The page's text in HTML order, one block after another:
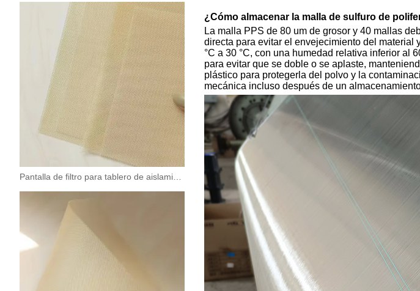
¿Cómo almacenar la malla de sulfuro de
La malla PPS de 80 um de grosor y 40 mallas
directa para evitar el envejecimiento del material
°C a 30 °C, con una humedad relativa inferior al
para evitar que se doble o se aplaste,
plástico para protegerla del polvo y la
mecánica incluso después de un